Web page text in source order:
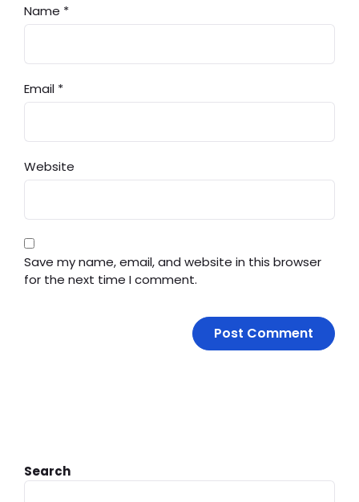
Name *
Email *
Website
Save my name, email, and website in this browser
for the next time I comment.
Search